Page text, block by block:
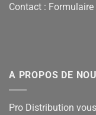
Contact :
A PROPOS DE
Pro Distribution